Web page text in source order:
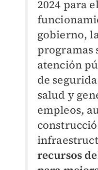
2024 para
gobierno,
programas
atención
de
salud y
empleos,
recursos